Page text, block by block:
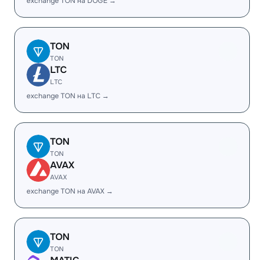
TON
TON
LTC
LTC
exchange TON на LTC →
TON
TON
AVAX
AVAX
exchange TON на AVAX →
TON
TON